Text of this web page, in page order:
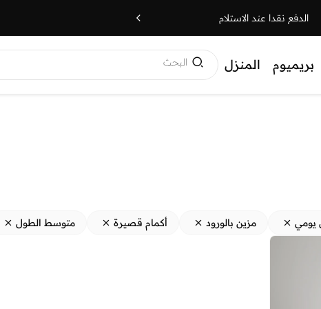
الدفع نقدا عند الاستلام
بريميوم المنزل البحث
يومي مزين بالورود أكمام قصيرة متوسط الطول